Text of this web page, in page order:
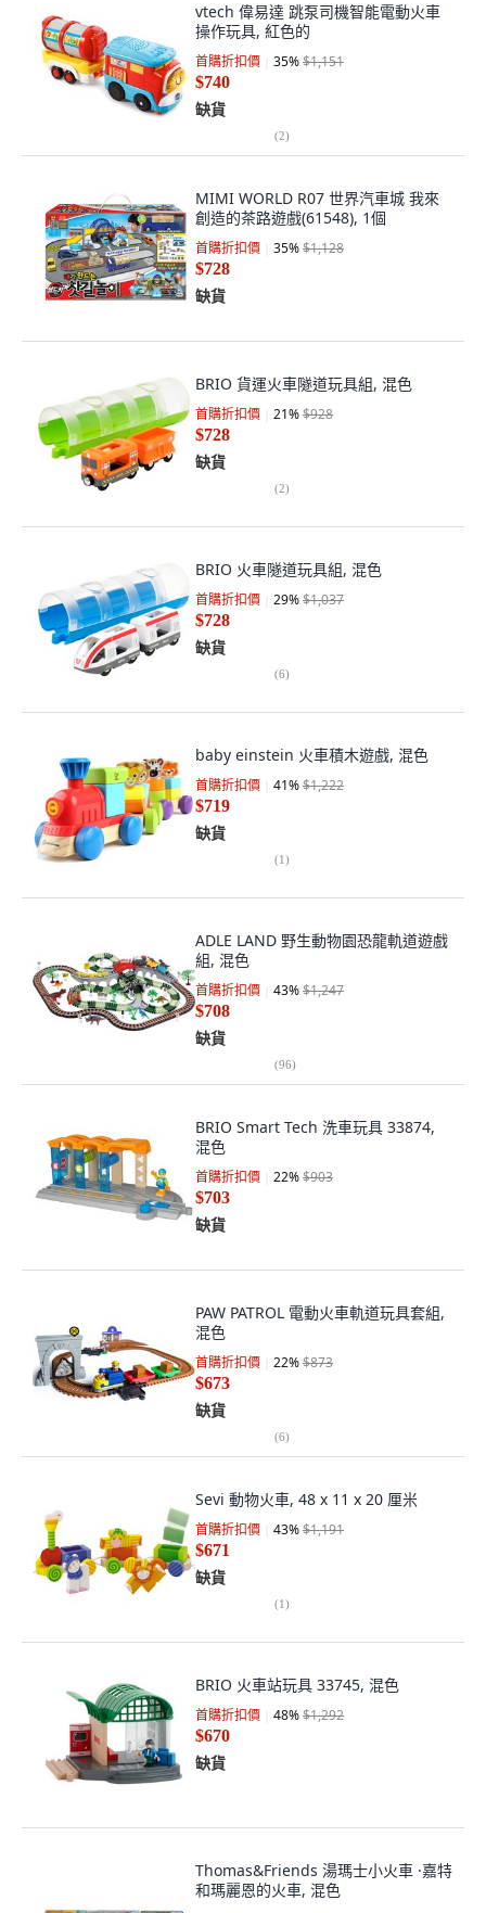
vtech 偉易達 跳泵司機智能電動火車
操作玩具, 紅色的
首購折扣價 35%$1,151
$740
缺貨
(2)
MIMI WORLD R07 世界汽車城 我來
創造的茶路遊戲(61548), 1個
首購折扣價 35%$1,128
$728
缺貨
BRIO 貨運火車隧道玩具組, 混色
首購折扣價 21%$928
$728
缺貨
(2)
BRIO 火車隧道玩具組, 混色
首購折扣價 29%$1,037
$728
缺貨
(6)
baby einstein 火車積木遊戲, 混色
首購折扣價 41%$1,222
$719
缺貨
(1)
ADLE LAND 野生動物園恐龍軌道遊戲
組, 混色
首購折扣價 43%$1,247
$708
缺貨
(96)
BRIO Smart Tech 洗車玩具 33874,
混色
首購折扣價 22%$903
$703
缺貨
PAW PATROL 電動火車軌道玩具套組,
混色
首購折扣價 22%$873
$673
缺貨
(6)
Sevi 動物火車, 48 x 11 x 20 厘米
首購折扣價 43%$1,191
$671
缺貨
(1)
BRIO 火車站玩具 33745, 混色
首購折扣價 48%$1,292
$670
缺貨
Thomas&Friends 湯瑪士小火車 ·嘉特
和瑪麗恩的火車, 混色